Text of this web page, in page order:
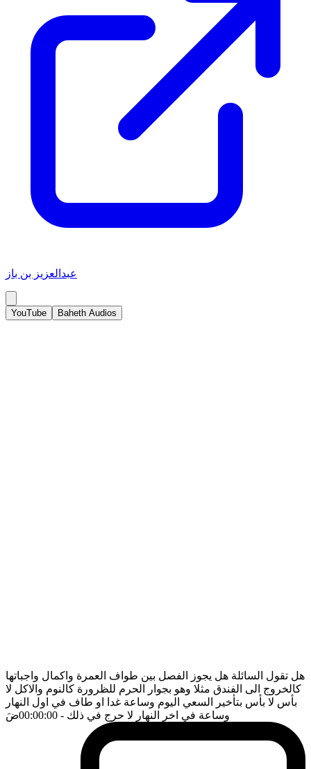
عبدالعزيز بن باز
YouTube Baheth Audios
هل تقول السائلة هل يجوز الفصل بين طواف العمرة واكمال واجباتها
كالخروج الى الفندق مثلا وهو بجوار الحرم للظرورة كالنوم والاكل لا
بأس لا بأس بتأخير السعي اليوم وساعة غدا او طاف في اول النهار
وساعة في اخر النهار لا حرج في ذلك - 00:00:00 ضَ